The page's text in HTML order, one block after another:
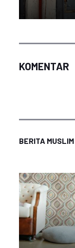
KOMENTAR
BERITA MUSLIM